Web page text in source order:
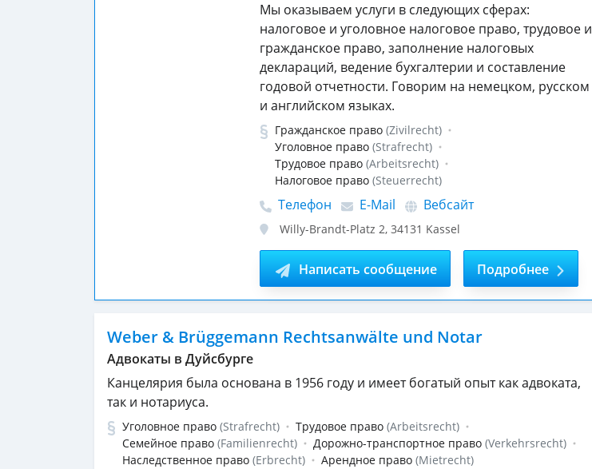
Мы оказываем услуги в следующих сферах:
налоговое и уголовное налоговое право, трудовое и
гражданское право, заполнение налоговых
деклараций, ведение бухгалтерии и составление
годовой отчетности. Говорим на немецком, русском
и английском языках.
Гражданское право (Zivilrecht)
Уголовное право (Strafrecht)
Трудовое право (Arbeitsrecht)
Налоговое право (Steuerrecht)
Телефон E-Mail Вебсайт
Willy-Brandt-Platz 2, 34131 Kassel
Написать сообщение Подробнее
Weber & Brüggemann Rechtsanwälte und Notar
Адвокаты в Дуйсбурге
Канцелярия была основана в 1956 году и имеет богатый опыт как адвоката,
так и нотариуса.
Уголовное право (Strafrecht) Трудовое право (Arbeitsrecht)
Семейное право (Familienrecht) Дорожно-транспортное право (Verkehrsrecht)
Наследственное право (Erbrecht) Арендное право (Mietrecht)